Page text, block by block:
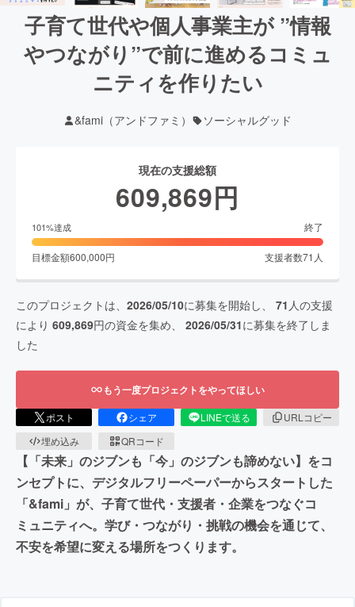
子育て世代や個人事業主が ”情報
やつながり”で前に進めるコミュ
ニティを作りたい
&fami（アンドファミ） ソーシャルグッド
現在の支援総額
609,869円
101%達成 終了
目標金額600,000円 支援者数71 人
このプロジェクトは、 2026/05/10に募集を開始し、 71 人の支援
により 609,869円の資金を集め、 2026/05/31に募集を終了しま
した
もう一度プロジェクトをやってほしい
ポスト シェア LINEで送る
URLコピー
埋め込み
QRコード
【「未来」のジブンも「今」のジブンも諦めない】をコ
ンセプトに、デジタルフリーペーパーからスタートした
「&fami」が、子育て世代・支援者・企業をつなぐコ
ミュニティへ。学び・つながり・挑戦の機会を通じて、
不安を希望に変える場所をつくります。